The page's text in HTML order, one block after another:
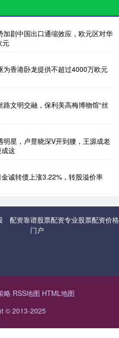
加剧中国出口通缩效应，欧元区对华
元
为香港卧龙提供不超过4000万欧元
文明交融，保利美高梅博物馆“丝
明星，卢昱晓深V开到腰，王源成老
这
诚转债上涨3.22%，转股溢价率
配资靠谱股票配资
门户
专业股票配资价格
略 RSS地图 HTML地图
© 2013-2025